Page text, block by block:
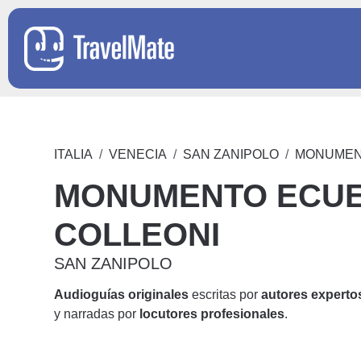
ITALIA VENECIA SAN ZANIPOLO
MONUMENTO
COLLEONI
SAN ZANIPOLO
Audioguías originales escritas porautores
y narradas por locutores profesionales.